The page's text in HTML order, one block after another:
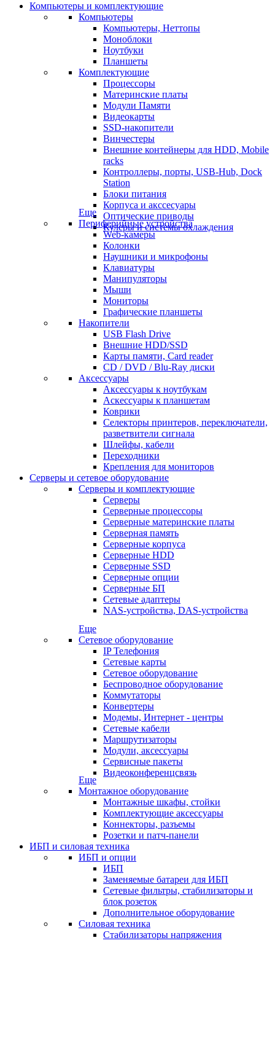
Компьютеры и комплектующие
Компьютеры
Компьютеры, Неттопы
Моноблоки
Ноутбуки
Планшеты
Комплектующие
Процессоры
Материнские платы
Модули Памяти
Видеокарты
SSD-накопители
Винчестеры
Внешние контейнеры для HDD, Mobile
racks
Контроллеры, порты, USB-Hub, Dock
Station
Блоки питания
Корпуса и акссесуары
Оптические приводы
Кулеры и системы охлаждения
Еще
Периферийные устройства
Web-камеры
Колонки
Наушники и микрофоны
Клавиатуры
Манипуляторы
Мыши
Мониторы
Графические планшеты
Накопители
USB Flash Drive
Внешние HDD/SSD
Карты памяти, Card reader
CD / DVD / Blu-Ray диски
Аксессуары
Аксессуары к ноутбукам
Аскессуары к планшетам
Коврики
Селекторы принтеров, переключатели,
разветвители сигнала
Шлейфы, кабели
Переходники
Крепления для мониторов
Серверы и сетевое оборудование
Серверы и комплектующие
Серверы
Серверные процессоры
Серверные материнские платы
Серверная память
Серверные корпуса
Серверные HDD
Серверные SSD
Серверные опции
Серверные БП
Сетевые адаптеры
NAS-устройства, DAS-устройства
Еще
Сетевое оборудование
IP Телефония
Сетевые карты
Сетевое оборудование
Беспроводное оборудование
Коммутаторы
Конвертеры
Модемы, Интернет - центры
Сетевые кабели
Маршрутизаторы
Модули, аксессуары
Сервисные пакеты
Видеоконференцсвязь
Еще
Монтажное оборудование
Монтажные шкафы, стойки
Комплектующие аксессуары
Коннекторы, разъемы
Розетки и патч-панели
ИБП и силовая техника
ИБП и опции
ИБП
Заменяемые батареи для ИБП
Сетевые фильтры, стабилизаторы и
блок розеток
Дополнительное оборудование
Силовая техника
Стабилизаторы напряжения